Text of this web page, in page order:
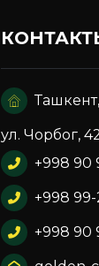
ул. Чорбог,
+998 90
+998 99-
+998 90